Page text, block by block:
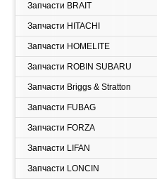
Запчасти BRAIT
Запчасти HITACHI
Запчасти HOMELITE
Запчасти ROBIN SUBARU
Запчасти Briggs & Stratton
Запчасти FUBAG
Запчасти FORZA
Запчасти LIFAN
Запчасти LONCIN